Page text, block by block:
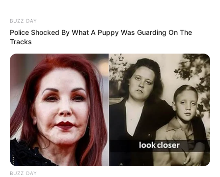
BUZZ DAY
Police Shocked By What A Puppy Was Guarding On The
Tracks
BUZZ DAY